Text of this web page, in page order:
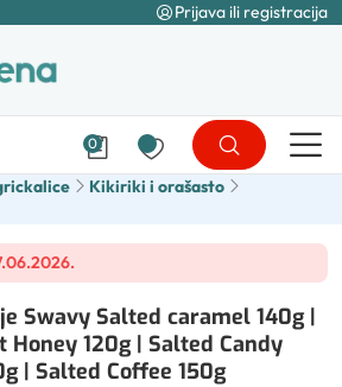
Prijava ili registracija
0
Kikiriki i orašasto
Swavy Salted caramel 140g |
Honey 120g | Salted Candy
| Salted Coffee 150g